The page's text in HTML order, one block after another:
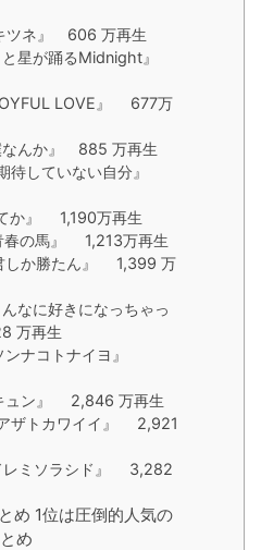
ツネ』 606 万再生
と星が踊るMidnight』
LOVE』 677万
なんか』 885 万再生
待していない自分』
か』 1,190万再生
春の馬』 1,213万再生
しか勝たん』 1,399 万
なに好きになっちゃっ
万再生
ンナコトナイヨ』
ュン』 2,846 万再生
ザトカワイイ』 2,921
レミソラシド』 3,282
め 1位は圧倒的人気の
め